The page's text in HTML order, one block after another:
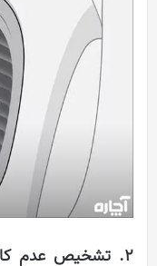
۲. تشخیص عدم